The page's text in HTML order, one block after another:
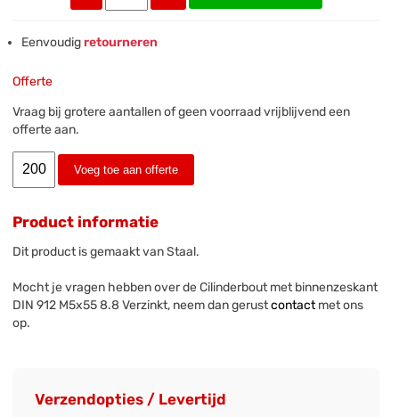
Eenvoudigretourneren
Offerte
Vraag bij grotere aantallen of geen voorraad vrijblijvend een
offerte aan.
Voeg toe aan offerte
Product informatie
Dit product is gemaakt van Staal.
Mocht je vragen hebben over de Cilinderbout met binnenzeskant
DIN 912 M5x55 8.8 Verzinkt, neem dan gerustcontactmet ons
op.
Verzendopties / Levertijd